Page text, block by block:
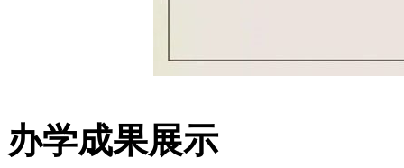
办学成果展示